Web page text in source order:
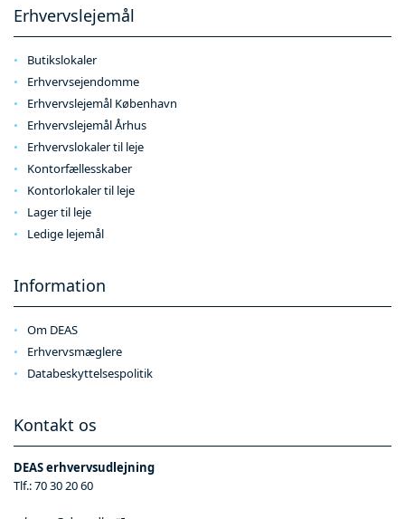
Erhvervslejemål
Butikslokaler
Erhvervsejendomme
Erhvervslejemål København
Erhvervslejemål Århus
Erhvervslokaler til leje
Kontorfællesskaber
Kontorlokaler til leje
Lager til leje
Ledige lejemål
Information
Om DEAS
Erhvervsmæglere
Databeskyttelsespolitik
Kontakt os
DEAS erhvervsudlejning
Tlf.:70 30 20 60